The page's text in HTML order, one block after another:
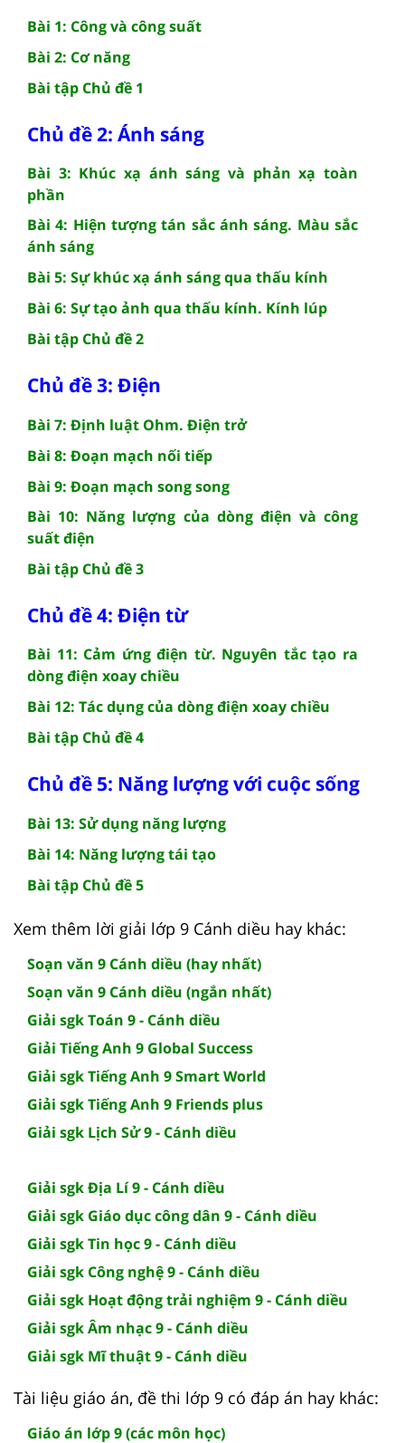
Bài 1: Công và công suất
Bài 2: Cơ năng
Bài tập Chủ đề 1
Chủ đề 2: Ánh sáng
Bài 3: Khúc xạ ánh sáng và phản xạ toàn
phần
Bài 4: Hiện tượng tán sắc ánh sáng. Màu sắc
ánh sáng
Bài 5: Sự khúc xạ ánh sáng qua thấu kính
Bài 6: Sự tạo ảnh qua thấu kính. Kính lúp
Bài tập Chủ đề 2
Chủ đề 3: Điện
Bài 7: Định luật Ohm. Điện trở
Bài 8: Đoạn mạch nối tiếp
Bài 9: Đoạn mạch song song
Bài 10: Năng lượng của dòng điện và công
suất điện
Bài tập Chủ đề 3
Chủ đề 4: Điện từ
Bài 11: Cảm ứng điện từ. Nguyên tắc tạo ra
dòng điện xoay chiều
Bài 12: Tác dụng của dòng điện xoay chiều
Bài tập Chủ đề 4
Chủ đề 5: Năng lượng với cuộc sống
Bài 13: Sử dụng năng lượng
Bài 14: Năng lượng tái tạo
Bài tập Chủ đề 5
Xem thêm lời giải lớp 9 Cánh diều hay khác:
Soạn văn 9 Cánh diều (hay nhất)
Soạn văn 9 Cánh diều (ngắn nhất)
Giải sgk Toán 9 - Cánh diều
Giải Tiếng Anh 9 Global Success
Giải sgk Tiếng Anh 9 Smart World
Giải sgk Tiếng Anh 9 Friends plus
Giải sgk Lịch Sử 9 - Cánh diều
Giải sgk Địa Lí 9 - Cánh diều
Giải sgk Giáo dục công dân 9 - Cánh diều
Giải sgk Tin học 9 - Cánh diều
Giải sgk Công nghệ 9 - Cánh diều
Giải sgk Hoạt động trải nghiệm 9 - Cánh diều
Giải sgk Âm nhạc 9 - Cánh diều
Giải sgk Mĩ thuật 9 - Cánh diều
Tài liệu giáo án, đề thi lớp 9 có đáp án hay khác:
Giáo án lớp 9 (các môn học)